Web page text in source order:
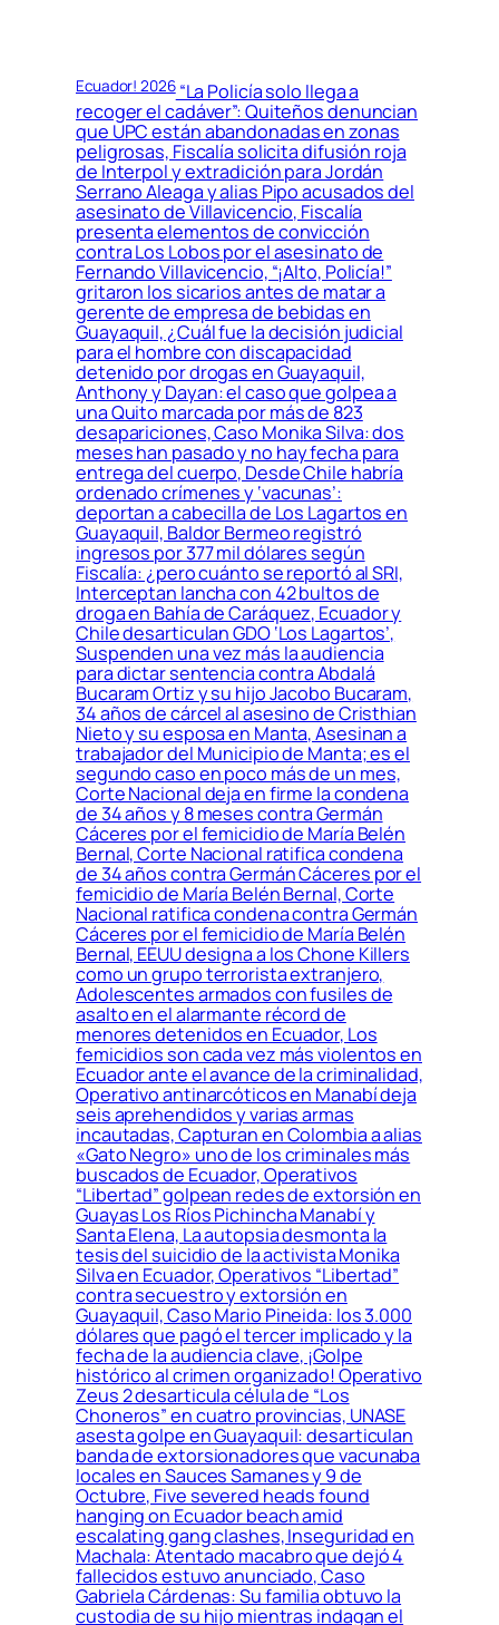
Ecuador! 2026“La Policía solo llega a
recoger el cadáver”: Quiteños denuncian
que UPC están abandonadas en zonas
peligrosas, Fiscalía solicita difusión roja
de Interpol y extradición para Jordán
Serrano Aleaga y alias Pipo acusados del
asesinato de Villavicencio, Fiscalía
presenta elementos de convicción
contra Los Lobos por el asesinato de
Fernando Villavicencio, “¡Alto, Policía!”
gritaron los sicarios antes de matar a
gerente de empresa de bebidas en
Guayaquil, ¿Cuál fue la decisión judicial
para el hombre con discapacidad
detenido por drogas en Guayaquil,
Anthony y Dayan: el caso que golpea a
una Quito marcada por más de 823
desapariciones, Caso Monika Silva: dos
meses han pasado y no hay fecha para
entrega del cuerpo, Desde Chile habría
ordenado crímenes y ‘vacunas’:
deportan a cabecilla de Los Lagartos en
Guayaquil, Baldor Bermeo registró
ingresos por 377 mil dólares según
Fiscalía: ¿pero cuánto se reportó al SRI,
Interceptan lancha con 42 bultos de
droga en Bahía de Caráquez, Ecuador y
Chile desarticulan GDO ‘Los Lagartos’,
Suspenden una vez más la audiencia
para dictar sentencia contra Abdalá
Bucaram Ortiz y su hijo Jacobo Bucaram,
34 años de cárcel al asesino de Cristhian
Nieto y su esposa en Manta, Asesinan a
trabajador del Municipio de Manta; es el
segundo caso en poco más de un mes,
Corte Nacional deja en firme la condena
de 34 años y 8 meses contra Germán
Cáceres por el femicidio de María Belén
Bernal, Corte Nacional ratifica condena
de 34 años contra Germán Cáceres por el
femicidio de María Belén Bernal, Corte
Nacional ratifica condena contra Germán
Cáceres por el femicidio de María Belén
Bernal, EEUU designa a los Chone Killers
como un grupo terrorista extranjero,
Adolescentes armados con fusiles de
asalto en el alarmante récord de
menores detenidos en Ecuador, Los
femicidios son cada vez más violentos en
Ecuador ante el avance de la criminalidad,
Operativo antinarcóticos en Manabí deja
seis aprehendidos y varias armas
incautadas, Capturan en Colombia a alias
«Gato Negro» uno de los criminales más
buscados de Ecuador, Operativos
“Libertad” golpean redes de extorsión en
Guayas Los Ríos Pichincha Manabí y
Santa Elena, La autopsia desmonta la
tesis del suicidio de la activista Monika
Silva en Ecuador, Operativos “Libertad”
contra secuestro y extorsión en
Guayaquil, Caso Mario Pineida: los 3.000
dólares que pagó el tercer implicado y la
fecha de la audiencia clave, ¡Golpe
histórico al crimen organizado! Operativo
Zeus 2 desarticula célula de “Los
Choneros” en cuatro provincias, UNASE
asesta golpe en Guayaquil: desarticulan
banda de extorsionadores que vacunaba
locales en Sauces Samanes y 9 de
Octubre, Five severed heads found
hanging on Ecuador beach amid
escalating gang clashes, Inseguridad en
Machala: Atentado macabro que dejó 4
fallecidos estuvo anunciado, Caso
Gabriela Cárdenas: Su familia obtuvo la
custodia de su hijo mientras indagan el